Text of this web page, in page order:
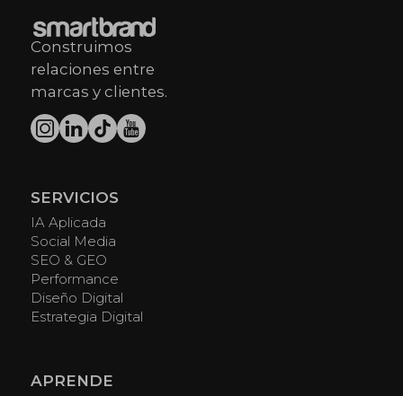
Construimos
relaciones entre
marcas y clientes.
SERVICIOS
IA Aplicada
Social Media
SEO & GEO
Performance
Diseño Digital
Estrategia Digital
APRENDE